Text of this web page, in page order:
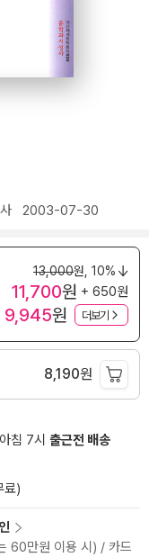
2003-07-30
13,000원, 10%
11,700원 + 650원
9,945원 더보기
8,190원
침 7시 출근전 배송
료)
60만원 이용 시) / 카드